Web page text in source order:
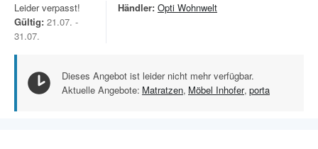
Leider verpasst!
Gültig: 21.07. -
31.07.
Händler: Opti Wohnwelt
Dieses Angebot ist leider nicht mehr verfügbar.
Aktuelle Angebote: Matratzen, Möbel Inhofer, porta